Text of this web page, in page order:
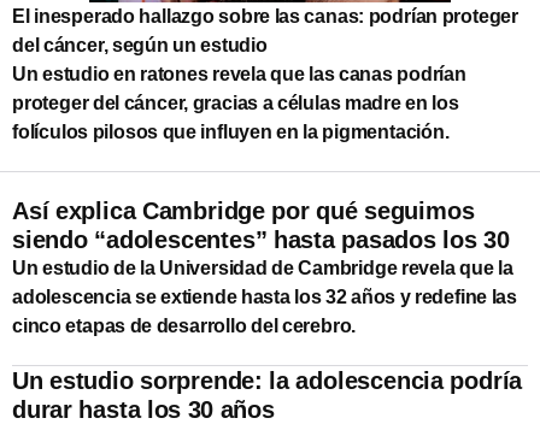
El inesperado hallazgo sobre las canas: podrían proteger
del cáncer, según un estudio
Un estudio en ratones revela que las canas podrían
proteger del cáncer, gracias a células madre en los
folículos pilosos que influyen en la pigmentación.
Así explica Cambridge por qué seguimos
siendo “adolescentes” hasta pasados los 30
Un estudio de la Universidad de Cambridge revela que la
adolescencia se extiende hasta los 32 años y redefine las
cinco etapas de desarrollo del cerebro.
Un estudio sorprende: la adolescencia podría
durar hasta los 30 años